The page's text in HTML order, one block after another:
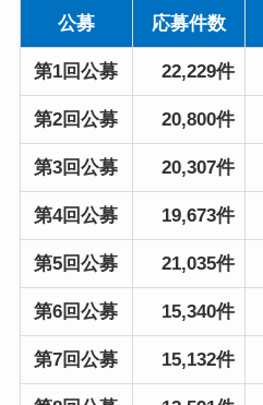
公募 応募件数
第1回公募 22,229件
第2回公募 20,800件
第3回公募 20,307件
第4回公募 19,673件
第5回公募 21,035件
第6回公募 15,340件
第7回公募 15,132件